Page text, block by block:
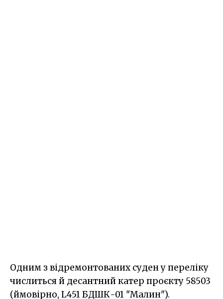
Одним з відремонтованих суден у переліку
числиться й десантний катер проєкту 58503
(ймовірно, L451 БДШК-01 "Малин").